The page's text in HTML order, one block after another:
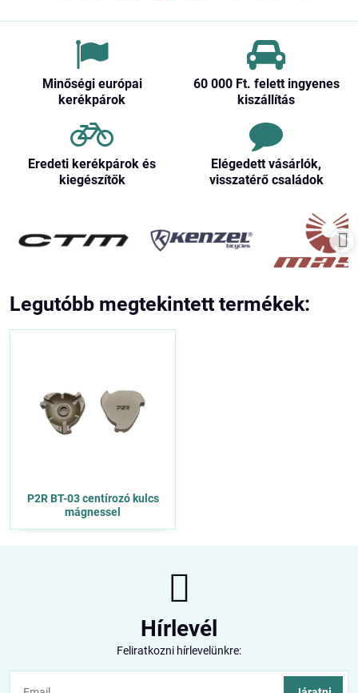
Minőségi európai
kerékpárok
60 000 Ft​. felett ingyenes
kiszállítás
Eredeti kerékpárok és
kiegészítők
Elégedett vásárlók,
visszatérő családok
Legutóbb megtekintett termékek:
P2R BT-03 centírozó kulcs
mágnessel
Hírlevél
Feliratkozni hírlevelünkre: